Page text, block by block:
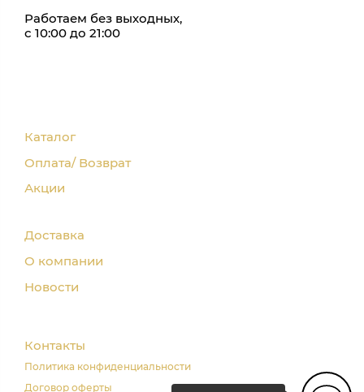
Работаем без выходных,
с 10:00 до 21:00
Каталог
Оплата/ Возврат
Акции
Доставка
О компании
Новости
Контакты
Политика конфиденциальности
Договор оферты